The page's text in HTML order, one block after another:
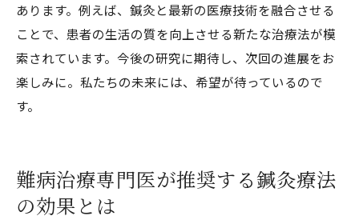
あります。例えば、鍼灸と最新の医療技術を融合させる
ことで、患者の生活の質を向上させる新たな治療法が模
索されています。今後の研究に期待し、次回の進展をお
楽しみに。私たちの未来には、希望が待っているので
す。
難病治療専門医が推奨する鍼灸療法
の効果とは